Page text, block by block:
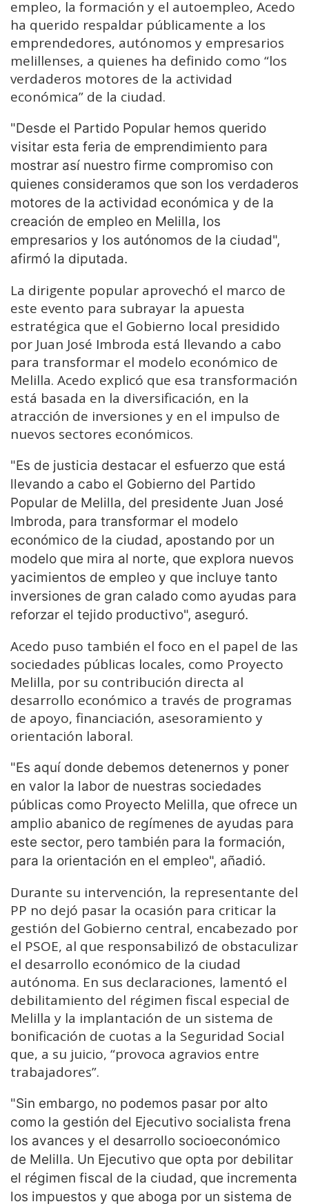
empleo, la formación y el autoempleo, Acedo
ha querido respaldar públicamente a los
emprendedores, autónomos y empresarios
melillenses, a quienes ha definido como “los
verdaderos motores de la actividad
económica” de la ciudad.
"Desde el Partido Popular hemos querido
visitar esta feria de emprendimiento para
mostrar así nuestro firme compromiso con
quienes consideramos que son los verdaderos
motores de la actividad económica y de la
creación de empleo en Melilla, los
empresarios y los autónomos de la ciudad",
afirmó la diputada.
La dirigente popular aprovechó el marco de
este evento para subrayar la apuesta
estratégica que el Gobierno local presidido
por Juan José Imbroda está llevando a cabo
para transformar el modelo económico de
Melilla. Acedo explicó que esa transformación
está basada en la diversificación, en la
atracción de inversiones y en el impulso de
nuevos sectores económicos.
"Es de justicia destacar el esfuerzo que está
llevando a cabo el Gobierno del Partido
Popular de Melilla, del presidente Juan José
Imbroda, para transformar el modelo
económico de la ciudad, apostando por un
modelo que mira al norte, que explora nuevos
yacimientos de empleo y que incluye tanto
inversiones de gran calado como ayudas para
reforzar el tejido productivo", aseguró.
Acedo puso también el foco en el papel de las
sociedades públicas locales, como Proyecto
Melilla, por su contribución directa al
desarrollo económico a través de programas
de apoyo, financiación, asesoramiento y
orientación laboral.
"Es aquí donde debemos detenernos y poner
en valor la labor de nuestras sociedades
públicas como Proyecto Melilla, que ofrece un
amplio abanico de regímenes de ayudas para
este sector, pero también para la formación,
para la orientación en el empleo", añadió.
Durante su intervención, la representante del
PP no dejó pasar la ocasión para criticar la
gestión del Gobierno central, encabezado por
el PSOE, al que responsabilizó de obstaculizar
el desarrollo económico de la ciudad
autónoma. En sus declaraciones, lamentó el
debilitamiento del régimen fiscal especial de
Melilla y la implantación de un sistema de
bonificación de cuotas a la Seguridad Social
que, a su juicio, “provoca agravios entre
trabajadores”.
"Sin embargo, no podemos pasar por alto
como la gestión del Ejecutivo socialista frena
los avances y el desarrollo socioeconómico
de Melilla. Un Ejecutivo que opta por debilitar
el régimen fiscal de la ciudad, que incrementa
los impuestos y que aboga por un sistema de